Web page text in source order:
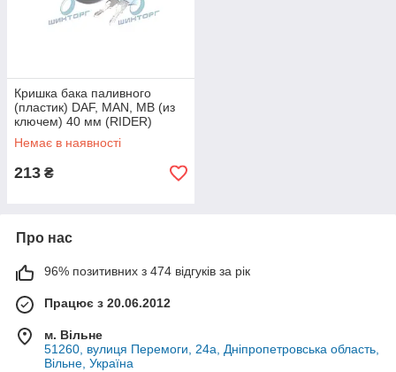
Кришка бака паливного
(пластик) DAF, MAN, MB (из
ключем) 40 мм (RIDER)
RD19-65-241 UA60
Немає в наявності
213 ₴
Про нас
96% позитивних з 474 відгуків за рік
Працює з 20.06.2012
м. Вільне
51260, вулиця Перемоги, 24а, Дніпропетровська область,
Вільне, Україна